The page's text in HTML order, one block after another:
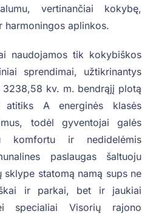
vertinančiai kokybę,
harmoningos aplinkos.
naudojamos tik kokybiškos
sprendimai, užtikrinantys
3238,58 kv. m. bendrąjį plotą
atitiks A energinės klasės
todėl gyventojai galės
komfortu ir nedidelėmis
paslaugas šaltuoju
sklype statomą namą sups ne
ir parkai, bet ir jaukiai
specialiai Visorių rajono